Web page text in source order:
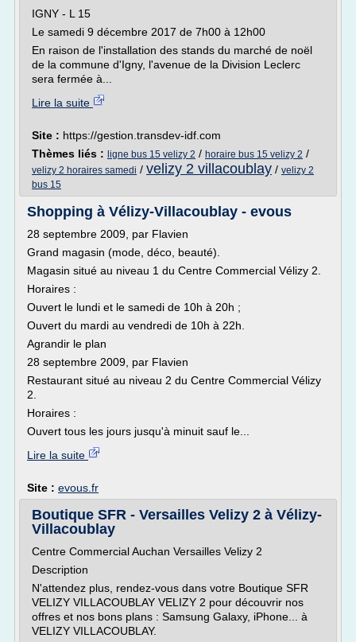
IGNY - L 15
Le samedi 9 décembre 2017 de 7h00 à 12h00
En raison de l'installation des stands du marché de noël
de la commune d'Igny, l'avenue de la Division Leclerc
sera fermée à...
Lire la suite
Site : https://gestion.transdev-idf.com
Thèmes liés : ligne bus 15 velizy 2 / horaire bus 15 velizy 2 /
velizy 2 horaires samedi / velizy 2 villacoublay / velizy 2
bus 15
Shopping à Vélizy-Villacoublay - evous
28 septembre 2009, par Flavien
Grand magasin (mode, déco, beauté).
Magasin situé au niveau 1 du Centre Commercial Vélizy 2.
Horaires :
Ouvert le lundi et le samedi de 10h à 20h ;
Ouvert du mardi au vendredi de 10h à 22h.
Agrandir le plan
28 septembre 2009, par Flavien
Restaurant situé au niveau 2 du Centre Commercial Vélizy
2.
Horaires :
Ouvert tous les jours jusqu'à minuit sauf le...
Lire la suite
Site : evous.fr
Boutique SFR - Versailles Velizy 2 à Vélizy-
Villacoublay
Centre Commercial Auchan Versailles Velizy 2
Description
N'attendez plus, rendez-vous dans votre Boutique SFR
VELIZY VILLACOUBLAY VELIZY 2 pour découvrir nos
offres et nos bons plans : Samsung Galaxy, iPhone... à
VELIZY VILLACOUBLAY.